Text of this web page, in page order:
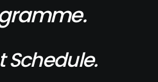
Schedule.